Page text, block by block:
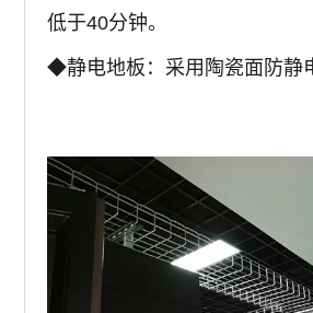
低于40分钟。
◆静电地板：采用陶瓷面防静